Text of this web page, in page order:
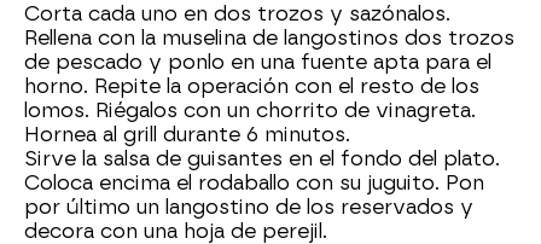
Corta cada uno en dos trozos y sazónalos.
Rellena con la muselina de langostinos dos trozos
de pescado y ponlo en una fuente apta para el
horno. Repite la operación con el resto de los
lomos. Riégalos con un chorrito de vinagreta.
Hornea al grill durante 6 minutos.
Sirve la salsa de guisantes en el fondo del plato.
Coloca encima el rodaballo con su juguito. Pon
por último un langostino de los reservados y
decora con una hoja de perejil.